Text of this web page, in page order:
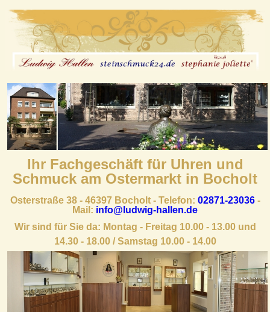
Ihr Fachgeschäftfür Uhren und
Schmuck am Ostermarkt in Bocholt
Osterstraße 38 - 46397 Bocholt - Telefon: 02871-23036-
Mail: info@ludwig-hallen.de
Wir sind für Sie da: Montag - Freitag 10.00 - 13.00 und
14.30 - 18.00 / Samstag 10.00 - 14.00